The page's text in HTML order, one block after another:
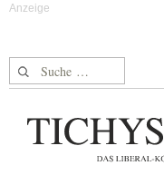
Suche nach: